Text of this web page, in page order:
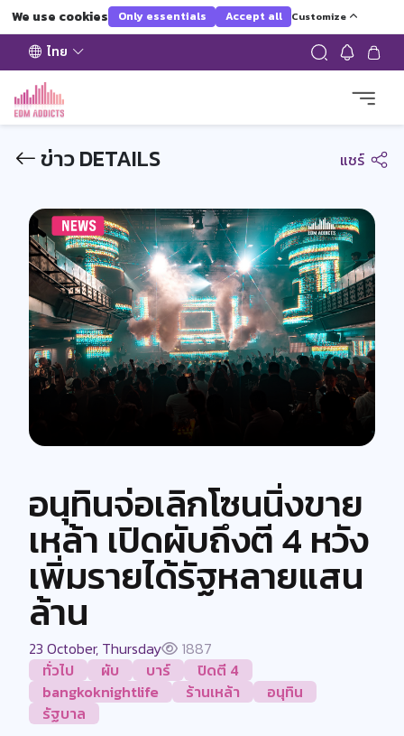
We use cookies Only essentials Accept all Customize
ไทย
ข่าว DETAILS แชร์
อนุทินจ่อเลิกโซนนิ่งขาย
เหล้า เปิดผับถึงตี 4 หวัง
เพิ่มรายได้รัฐหลายแสน
ล้าน
23 October, Thursday
1887
ทั่วไป
ผับ บาร์
ปิดตี 4
bangkoknightlife
ร้านเหล้า
อนุทิน
รัฐบาล